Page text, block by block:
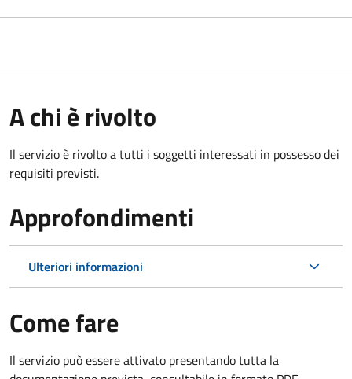
A chi è rivolto
Il servizio è rivolto a tutti i soggetti interessati in possesso dei
requisiti previsti.
Approfondimenti
Ulteriori informazioni
Come fare
Il servizio può essere attivato presentando tutta la